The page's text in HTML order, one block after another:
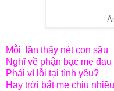
Mỗi lần thấy nét con sầu
Nghĩ về phận bạc mẹ
Phải vì lỗi tại tình yêu?
Hay trời bắt mẹ chịu